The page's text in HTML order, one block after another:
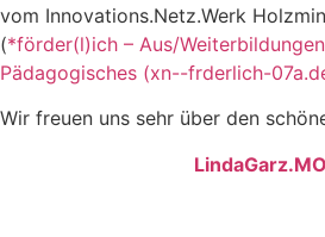
vom Innovations.Netz.Werk
(*förder(l)ich – Aus/
Pädagogisches (xn--frderlich-
Wir freuen uns sehr über den